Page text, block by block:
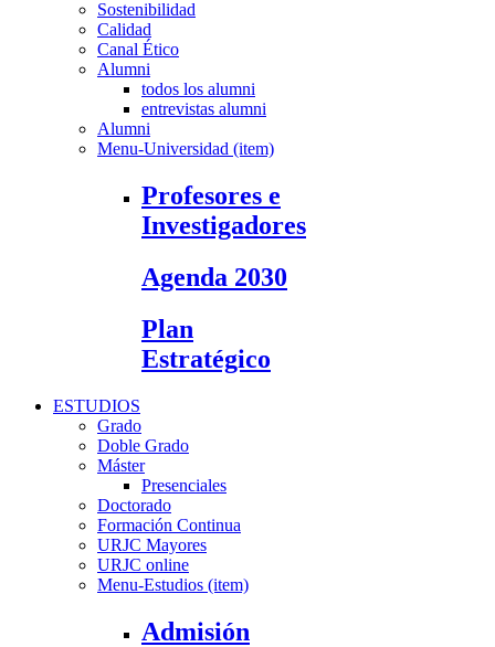
Sostenibilidad
Calidad
Canal Ético
Alumni
todos los alumni
entrevistas alumni
Alumni
Menu-Universidad (item)
Profesores e
Investigadores
Agenda 2030
Plan
Estratégico
ESTUDIOS
Grado
Doble Grado
Máster
Presenciales
Doctorado
Formación Continua
URJC Mayores
URJC online
Menu-Estudios (item)
Admisión